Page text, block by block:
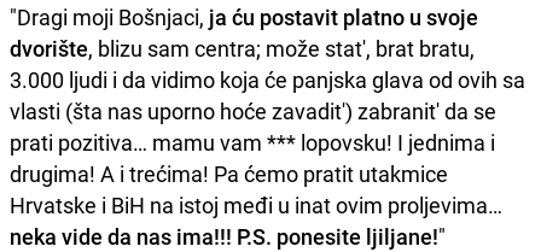
"Dragi moji Bošnjaci, ja ću postavit platno u svoje
dvorište, blizu sam centra; može stat', brat bratu,
3.000 ljudi i da vidimo koja će panjska glava od ovih sa
vlasti (šta nas uporno hoće zavadit') zabranit' da se
prati pozitiva… mamu vam *** lopovsku! I jednima i
drugima! A i trećima! Pa ćemo pratit utakmice
Hrvatske i BiH na istoj međi u inat ovim proljevima…
neka vide da nas ima!!! P.S. ponesite ljiljane!"